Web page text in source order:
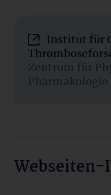
Institut für
Zentrum für
Pharmakologie